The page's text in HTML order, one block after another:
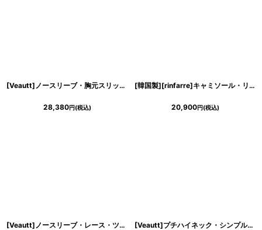
[Veautt]ノースリーブ・胸元スリットカット・メッシュ・サイドスリット・ミニドレス・ワンピース《送料＆代引き手数料無料》
28,380円(税込)
[韓国製][rinfarre]キャミソール・リボン&ビジューポイント・ショート丈・Aライン・ノースリーブ・ミニドレス・ワンピース[黒木麗奈着用][送料無料]
20,900円(税込)
[Veautt]ノースリーブ・レース・ツイード・ピンクベージュ・ハイウエスト・リボン・ストレッチ・タイト・ミニドレス・ワンピース[山崎みどり着用]《送料＆代引き手数料無料》 [Veautt]プチハイネック・シンプル・オープンショルダー・半袖・タイト・ミニドレス・ワンピース[MIRIN着用]《送料＆代引き手数料無料》
エレガンスをひとさじー
エット。 夏の視線を独り占めする「夏の主役ラップロングドレス」